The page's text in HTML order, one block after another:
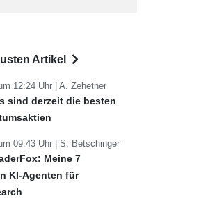
Artikel
12:24 Uhr | A. Zehetner
sind derzeit die besten
09:43 Uhr | S. Betschinger
Meine 7
KI-Agenten für